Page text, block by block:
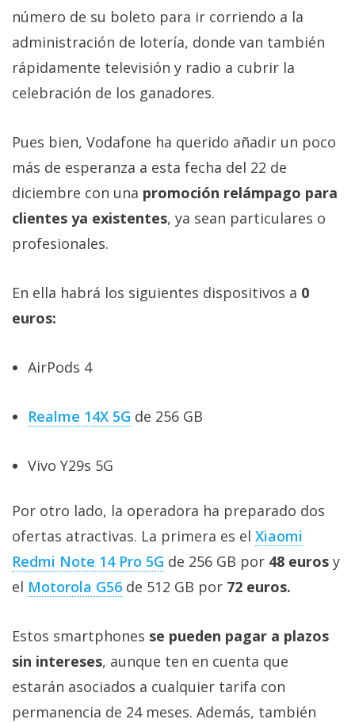
/
Cambiar
opciones
de
privacidad
Aviso
Legal
El medio de
comunicación
digital donde
encontrarás
todas las
tecnología,
móviles,
ordenadores,
videojuegos,
comparativas,
tutoriales.
(CC) 2006-
reservados
número de su boleto para ir corriendo a la
administración de lotería, donde van también
rápidamente televisión y radio a cubrir la
celebración de los ganadores.
Pues bien, Vodafone ha querido añadir un poco
más de esperanza a esta fecha del 22 de
diciembre con una promoción relámpago para
clientes ya existentes, ya sean particulares o
profesionales.
En ella habrá los siguientes dispositivos a 0
euros:
AirPods 4
Realme 14X 5G de 256 GB
Vivo Y29s 5G
Por otro lado, la operadora ha preparado dos
ofertas atractivas. La primera es el Xiaomi
Redmi Note 14 Pro 5G de 256 GB por 48 euros y
el Motorola G56 de 512 GB por 72 euros.
Estos smartphones se pueden pagar a plazos
sin intereses, aunque ten en cuenta que
estarán asociados a cualquier tarifa con
permanencia de 24 meses. Además, también